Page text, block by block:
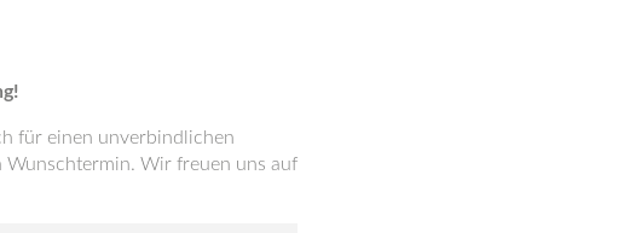
für einen unverbindlichen
Wunschtermin. Wir freuen uns auf